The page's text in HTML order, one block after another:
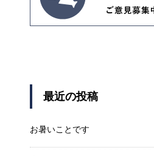
最近の投稿
お暑いことです